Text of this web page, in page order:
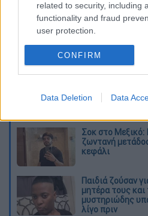
related to security, including
functionality and fraud
user protection.
CONFIRM
Data Deletion Data
Διαβάστε ακόμη
Τα «γεράκια»
μεγάλη φωτιά τη
έδιωχνε -
καταγγέλλουν
προειδοποιούν
Σοκ στο Μεξικό:
ζωντανή
κεφάλι
Παιδιά ζούσαν
μητέρα τους
μυστηριώδης
λίγο πριν